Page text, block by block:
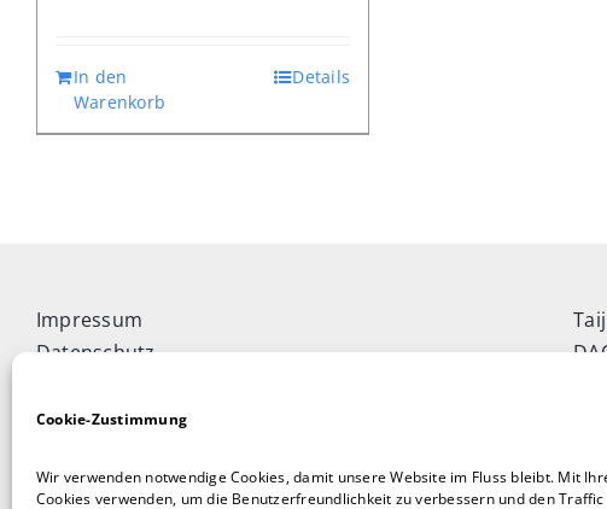
Cookie-Zustimmung
Wir verwenden notwendige Cookies, damit unsere Website im Fluss bleibt. Mit
Cookies verwenden, um die Benutzerfreundlichkeit zu verbessern und den
In den
Warenkorb
Details
Impressum
Datenschutz
Cookie-Richtlinie (EU)
Vertrag widerrufen